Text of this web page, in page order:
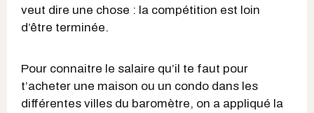
veut dire une chose : la compétition est loin
d’être terminée.
Pour connaitre le salaire qu’il te faut pour
t’acheter une maison ou un condo dans les
différentes villes du baromètre, on a appliqué la